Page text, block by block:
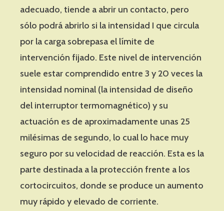
adecuado, tiende a abrir un contacto, pero
sólo podrá abrirlo si la intensidad I que circula
por la carga sobrepasa el límite de
intervención fijado. Este nivel de intervención
suele estar comprendido entre 3 y 20 veces la
intensidad nominal (la intensidad de diseño
del interruptor termomagnético) y su
actuación es de aproximadamente unas 25
milésimas de segundo, lo cual lo hace muy
seguro por su velocidad de reacción. Esta es la
parte destinada a la protección frente a los
cortocircuitos, donde se produce un aumento
muy rápido y elevado de corriente.